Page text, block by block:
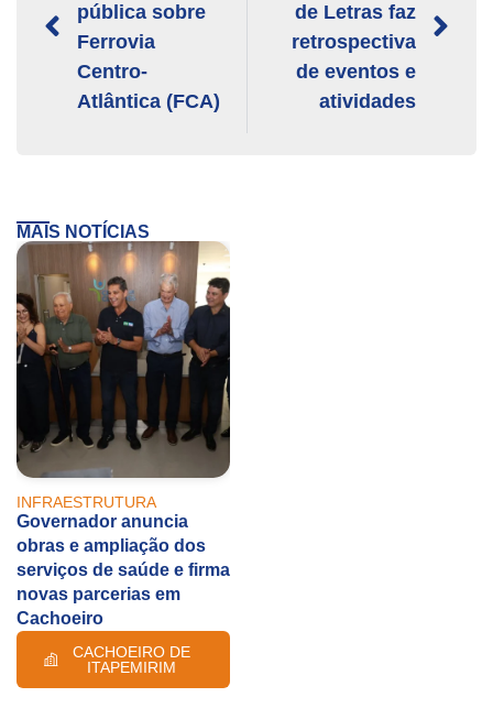
pública sobre
Ferrovia
Centro-
Atlântica (FCA)
de Letras faz
retrospectiva
de eventos e
atividades
MAIS NOTÍCIAS
INFRAESTRUTURA
Governador anuncia
obras e ampliação dos
serviços de saúde e firma
novas parcerias em
Cachoeiro
CACHOEIRO DE
ITAPEMIRIM